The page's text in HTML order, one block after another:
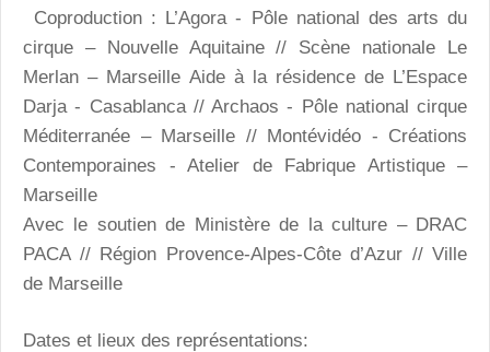
Coproduction : L’Agora - Pôle national des arts du
cirque – Nouvelle Aquitaine // Scène nationale Le
Merlan – Marseille Aide à la résidence de L’Espace
Darja - Casablanca // Archaos - Pôle national cirque
Méditerranée – Marseille // Montévidéo - Créations
Contemporaines - Atelier de Fabrique Artistique –
Marseille
Avec le soutien de Ministère de la culture – DRAC
PACA // Région Provence-Alpes-Côte d’Azur // Ville
de Marseille
Dates et lieux des représentations: